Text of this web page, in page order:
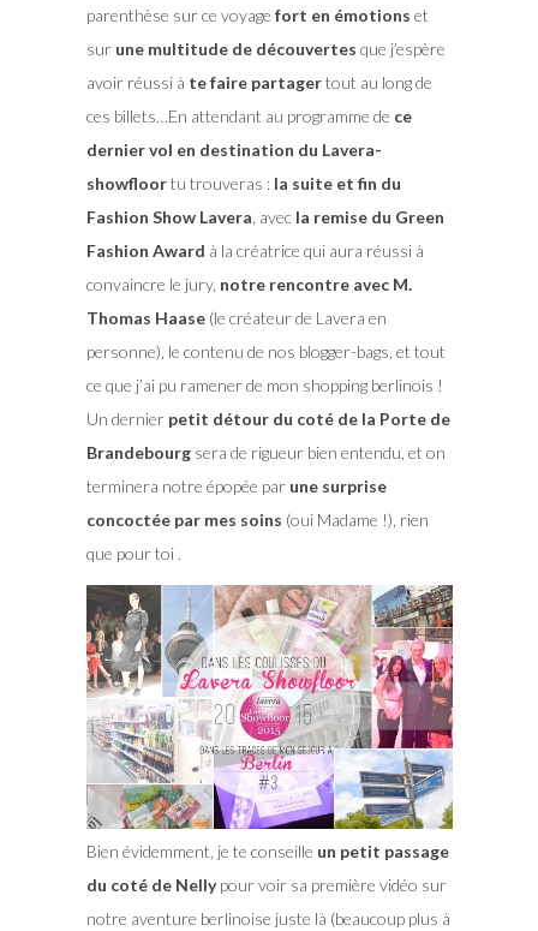
parenthèse sur ce voyage fort en émotions et
sur une multitude de découvertes que j’espère
avoir réussi à te faire partagertout au long de
ces billets…En attendant au programme de ce
dernier vol en destination du Lavera-
showfloortu trouveras : la suite et fin du
Fashion Show Lavera , avec la remise du Green
Fashion Award à la créatrice qui aura réussi à
convaincre le jury, notre rencontre avec M.
Thomas Haase(le créateur de Lavera en
personne), le contenu de nos blogger-bags, et tout
ce que j’ai pu ramener de mon shopping berlinois !
Un dernierpetit détour du coté de la Porte de
Brandebourgsera de rigueur bien entendu, et on
terminera notre épopée par une surprise
concoctée par mes soins (oui Madame !), rien
que pour toi .
Bien évidemment, je te conseille un petit passage
du coté de Nellypour voir sa première vidéo sur
notre aventure berlinoise juste là (beaucoup plus à